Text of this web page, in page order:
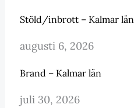
Stöld/inbrott – Kalmar län
augusti 6, 2026
Brand – Kalmar län
juli 30, 2026